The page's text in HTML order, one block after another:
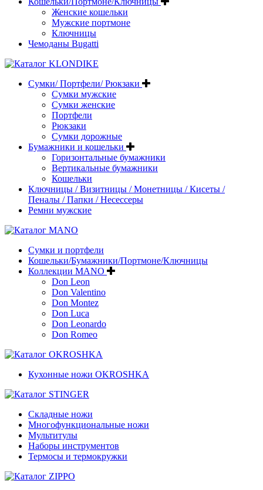
Женские кошельки
Мужские портмоне
Ключницы
Чемоданы Bugatti
Сумки/ Портфели/ Рюкзаки
Сумки мужские
Сумки женские
Портфели
Рюкзаки
Сумки дорожные
Бумажники и кошельки
Горизонтальные бумажники
Вертикальные бумажники
Кошельки
Ключницы / Визитницы / Монетницы / Кисеты /
Пеналы / Папки / Несессеры
Ремни мужские
Сумки и портфели
Кошельки/Бумажники/Портмоне/Ключницы
Коллекции MANO
Don Leon
Don Valentino
Don Montez
Don Luca
Don Leonardo
Don Romeo
Кухонные ножи OKROSHKA
Складные ножи
Многофункциональные ножи
Мультитулы
Наборы инструментов
Термосы и термокружки